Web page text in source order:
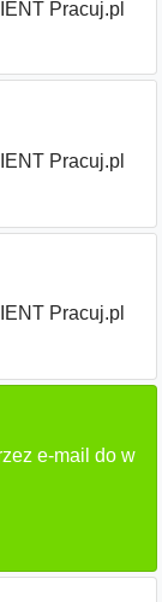
Pracuj.pl
Pracuj.pl
Pracuj.pl
e-mail do w